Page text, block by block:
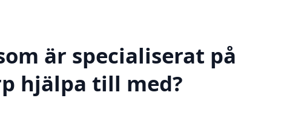
är specialiserat på
hjälpa till med?